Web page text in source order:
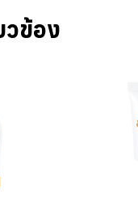
วข้อง